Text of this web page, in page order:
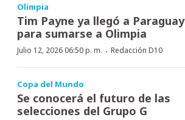
Olimpia
Tim Payne ya llegó a Paraguay
para sumarse a Olimpia
Julio 12, 2026 06:50 p. m. · Redacción D10
Copa del Mundo
Se conocerá el futuro de las
selecciones del Grupo G